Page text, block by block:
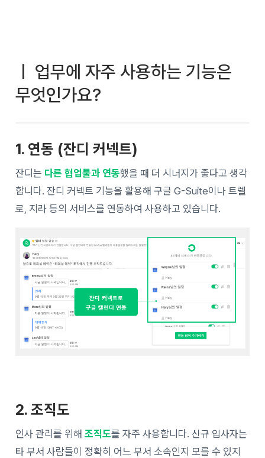
ㅣ 업무에 자주 사용하는 기능은
무엇인가요?
1. 연동 (잔디 커넥트)
잔디는 다른 협업툴과 연동했을 때 더 시너지가 좋다고 생각
합니다. 잔디 커넥트 기능을 활용해 구글 G-Suite이나 트렐
로, 지라 등의 서비스를 연동하여 사용하고 있습니다.
2. 조직도
인사 관리를 위해조직도를 자주 사용합니다. 신규 입사자는
타 부서 사람들이 정확히 어느 부서 소속인지 모를 수 있지